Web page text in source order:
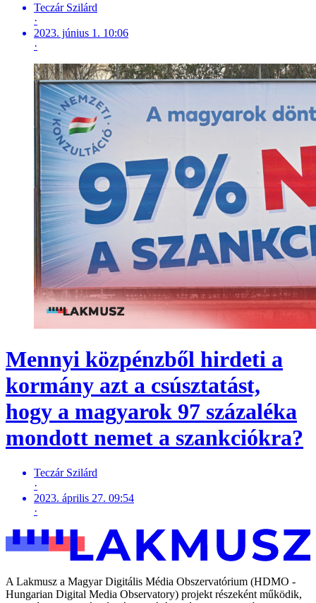
Teczár Szilárd
·
2023. június 1. 10:06
·
Mennyi közpénzből hirdeti a
kormány azt a csúsztatást,
hogy a magyarok 97 százaléka
mondott nemet a szankciókra?
Teczár Szilárd
·
2023. április 27. 09:54
·
A Lakmusz a Magyar Digitális Média Obszervatórium (HDMO -
Hungarian Digital Media Observatory) projekt részeként működik,